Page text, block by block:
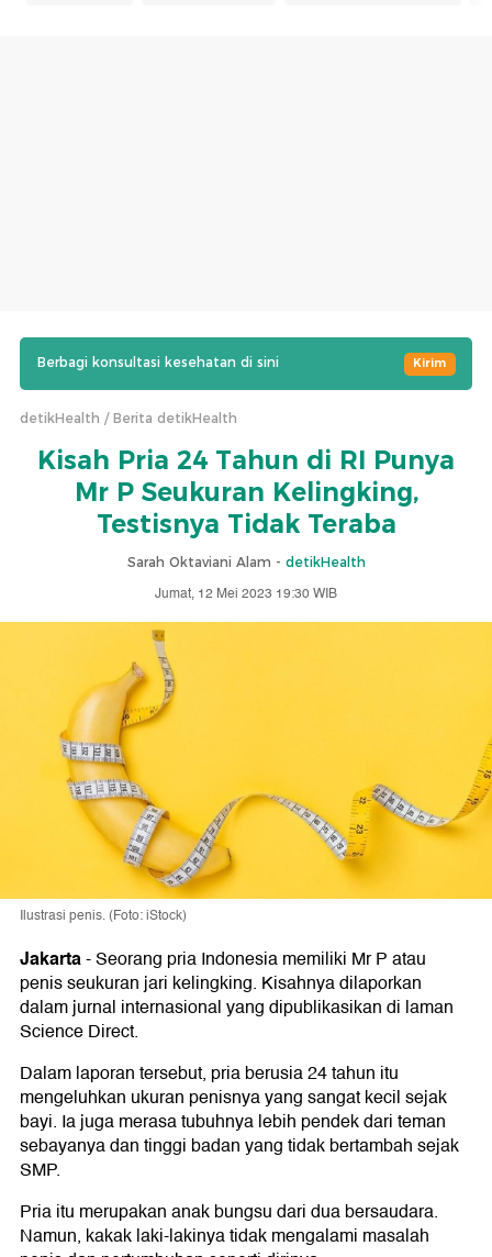
Berbagi konsultasi kesehatan di sini Kirim
detikHealth Berita detikHealth
Kisah Pria 24 Tahun di RI Punya
Mr P Seukuran Kelingking,
Testisnya Tidak Teraba
Sarah Oktaviani Alam - detikHealth
Jumat, 12 Mei 2023 19:30 WIB
Ilustrasi penis. (Foto: iStock)
Jakarta-Seorang pria Indonesia memiliki Mr P atau
penis seukuran jari kelingking. Kisahnya dilaporkan
dalam jurnal internasional yang dipublikasikan di laman
Science Direct.
Dalam laporan tersebut, pria berusia 24 tahun itu
mengeluhkan ukuran penisnya yang sangat kecil sejak
bayi. Ia juga merasa tubuhnya lebih pendek dari teman
sebayanya dan tinggi badan yang tidak bertambah sejak
SMP.
Pria itu merupakan anak bungsu dari dua bersaudara.
Namun, kakak laki-lakinya tidak mengalami masalah